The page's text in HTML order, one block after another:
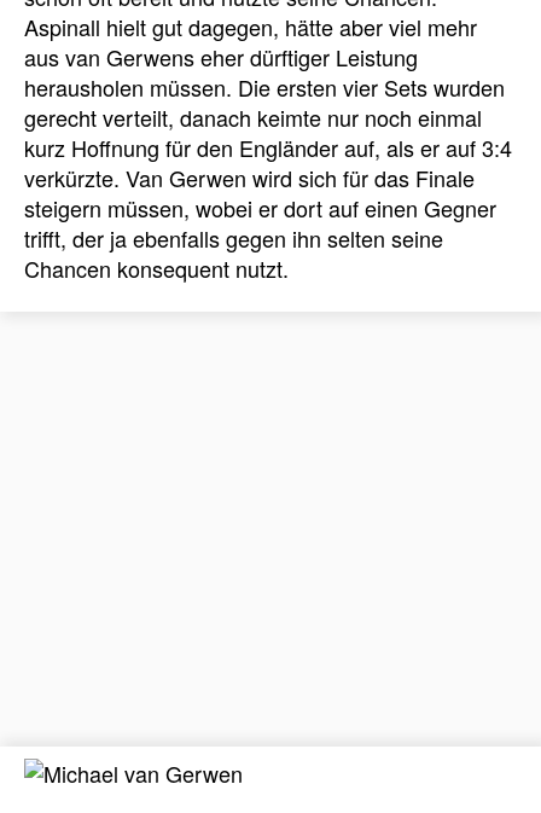
Aspinall hielt gut dagegen, hätte aber viel mehr
aus van Gerwens eher dürftiger Leistung
herausholen müssen. Die ersten vier Sets wurden
gerecht verteilt, danach keimte nur noch einmal
kurz Hoffnung für den Engländer auf, als er auf 3:4
verkürzte. Van Gerwen wird sich für das Finale
steigern müssen, wobei er dort auf einen Gegner
trifft, der ja ebenfalls gegen ihn selten seine
Chancen konsequent nutzt.